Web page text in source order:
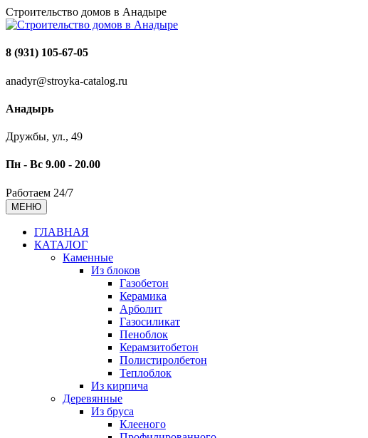
Строительство домов в Анадыре
8 (931) 105-67-05
anadyr@stroyka-catalog.ru
Анадырь
Дружбы, ул., 49
Пн - Вс 9.00 - 20.00
Работаем 24/7
МЕНЮ
ГЛАВНАЯ
КАТАЛОГ
Каменные
Из блоков
Газобетон
Керамика
Арболит
Газосиликат
Пеноблок
Керамзитобетон
Полистиролбетон
Теплоблок
Из кирпича
Деревянные
Из бруса
Клееного